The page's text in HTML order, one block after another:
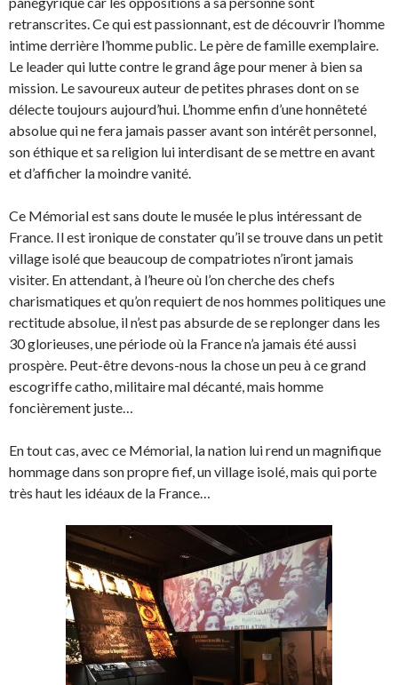
retranscrites. Ce qui est passionnant, est de découvrir l’homme
intime derrière l’homme public. Le père de famille exemplaire.
Le leader qui lutte contre le grand âge pour mener à bien sa
mission. Le savoureux auteur de petites phrases dont on se
délecte toujours aujourd’hui. L’homme enfin d’une honnêteté
absolue qui ne fera jamais passer avant son intérêt personnel,
son éthique et sa religion lui interdisant de se mettre en avant
et d’afficher la moindre vanité.
Ce Mémorial est sans doute le musée le plus intéressant de
France. Il est ironique de constater qu’il se trouve dans un petit
village isolé que beaucoup de compatriotes n’iront jamais
visiter. En attendant, à l’heure où l’on cherche des chefs
charismatiques et qu’on requiert de nos hommes politiques une
rectitude absolue, il n’est pas absurde de se replonger dans les
30 glorieuses, une période où la France n’a jamais été aussi
prospère. Peut-être devons-nous la chose un peu à ce grand
escogriffe catho, militaire mal décanté, mais homme
foncièrement juste…
En tout cas, avec ce Mémorial, la nation lui rend un magnifique
hommage dans son propre fief, un village isolé, mais qui porte
très haut les idéaux de la France…